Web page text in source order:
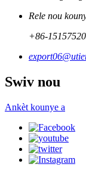
Rele nou
+86-
Swiv nou
Ankèt kounye a